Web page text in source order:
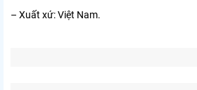
– Xuất xứ: Việt Nam.